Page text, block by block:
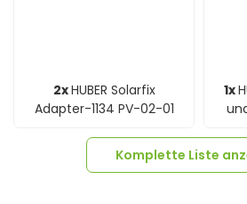
2xHUBER Solarfix
Adapter-1134 PV-02-01
1x
Komplette Liste